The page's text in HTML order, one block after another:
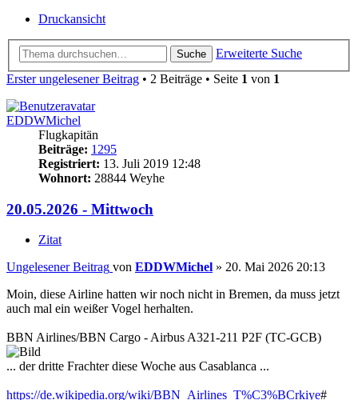
Druckansicht
Suche
Erweiterte Suche
Erster ungelesener Beitrag • 2 Beiträge • Seite 1 von 1
EDDWMichel
Flugkapitän
Beiträge: 1295
Registriert: 13. Juli 2019 12:48
Wohnort: 28844 Weyhe
20.05.2026 - Mittwoch
Zitat
Ungelesener Beitrag von EDDWMichel » 20. Mai 2026 20:13
Moin, diese Airline hatten wir noch nicht in Bremen, da muss jetzt
auch mal ein weißer Vogel herhalten.
BBN Airlines/BBN Cargo - Airbus A321-211 P2F (TC-GCB)
... der dritte Frachter diese Woche aus Casablanca ...
https://de.wikipedia.org/wiki/BBN_Airlines_T%C3%BCrkiye#